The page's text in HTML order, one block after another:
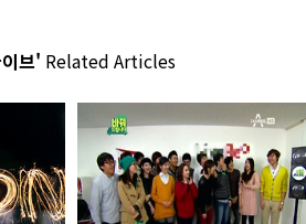
브' Related Articles